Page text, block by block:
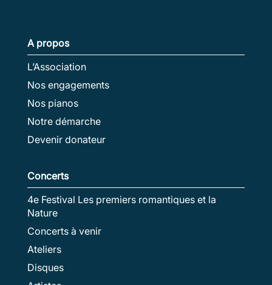
A propos
L’Association
Nos engagements
Nos pianos
Notre démarche
Devenir donateur
Concerts
4e Festival Les premiers romantiques et la
Nature
Concerts à venir
Ateliers
Disques